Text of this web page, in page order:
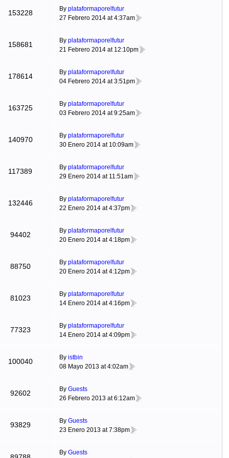
153228 By plataformaporelfutur
27 Febrero 2014 at 4:37am
158681 By plataformaporelfutur
21 Febrero 2014 at 12:10pm
178614 By plataformaporelfutur
04 Febrero 2014 at 3:51pm
163725 By plataformaporelfutur
03 Febrero 2014 at 9:25am
140970 By plataformaporelfutur
30 Enero 2014 at 10:09am
117389 By plataformaporelfutur
29 Enero 2014 at 11:51am
132446 By plataformaporelfutur
22 Enero 2014 at 4:37pm
94402 By plataformaporelfutur
20 Enero 2014 at 4:18pm
88750 By plataformaporelfutur
20 Enero 2014 at 4:12pm
81023 By plataformaporelfutur
14 Enero 2014 at 4:16pm
77323 By plataformaporelfutur
14 Enero 2014 at 4:09pm
100040 By istbin
08 Mayo 2013 at 4:02am
92602 By Guests
26 Febrero 2013 at 6:12am
93829 By Guests
23 Enero 2013 at 7:38pm
By Guests